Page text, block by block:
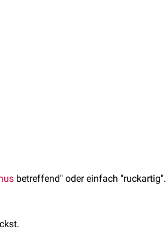
betreffend" oder einfach "ruckartig".